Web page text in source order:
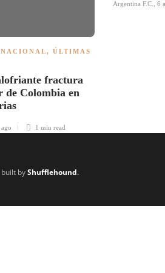
, ÚLTIMAS
fractura
de Colombia en
1 min read
Argentina F.C. 6
byShufflehound.